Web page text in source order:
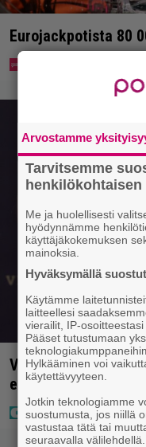
Eurojackpotista 80
Vappu Pimiästä tuli
edes riitä, näin se
Arvostamme
Tarvitsemme
Me ja huolellisesti
hyödynnämme
käyttäjäkokemuksen
mainoksia.
Hyväksymällä
Käytämme
laitteellesi
vierailit, IP-
Pääset tutustumaan
Hylkääminen voi
käytettävyyteen.
Jotkin teknologiamme
suostumusta, jos niillä
vastustaa tätä tai
seuraavalla välilehdellä.